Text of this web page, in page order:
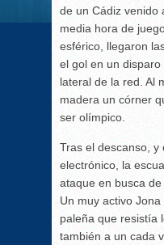
de un Cádiz venido
media hora de
esférico, llegaron
el gol en un
lateral de la red. Al
madera un córner
ser olímpico.
Tras el descanso, y
electrónico, la
ataque en busca
Un muy activo
paleña que resistía
también a un cada